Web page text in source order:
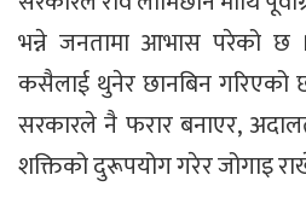
भन्ने जनतामा आभास परेको
कसैलाई थुनेर छानबिन गरिएको छ
सरकारले नै फरार बनाएर,
शक्तिको दुरूपयोग गरेर जोगाइ